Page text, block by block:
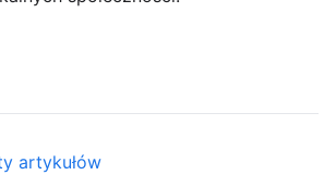
artykułów